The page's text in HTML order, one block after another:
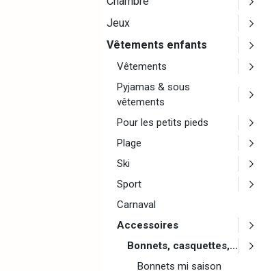
Jeux
Vêtements enfants
Vêtements
Pyjamas & sous
vêtements
Pour les petits pieds
Plage
Ski
Sport
Carnaval
Accessoires
Bonnets, casquettes,...
Bonnets mi saison